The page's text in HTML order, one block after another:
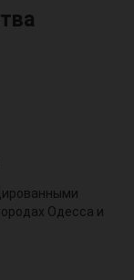
Одесса и